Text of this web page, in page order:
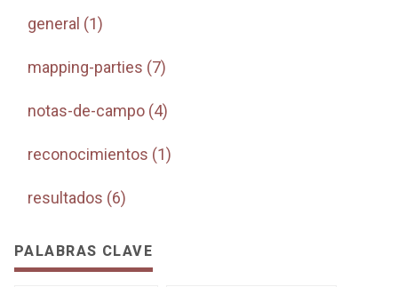
general (1)
mapping-parties (7)
notas-de-campo (4)
reconocimientos (1)
resultados (6)
PALABRAS CLAVE